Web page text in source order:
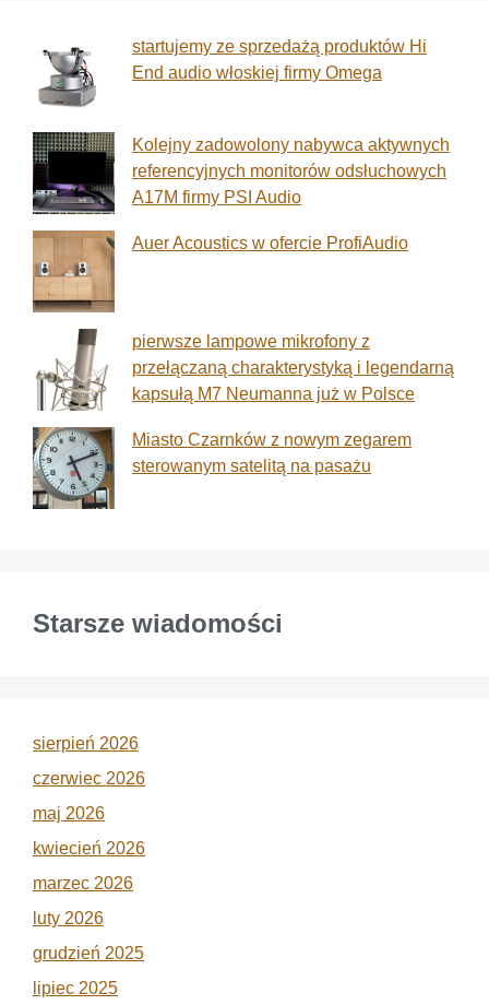
startujemy ze sprzedażą produktów Hi
End audio włoskiej firmy Omega
Kolejny zadowolony nabywca aktywnych
referencyjnych monitorów odsłuchowych
A17M firmy PSI Audio
Auer Acoustics w ofercie ProfiAudio
pierwsze lampowe mikrofony z
przełączaną charakterystyką i legendarną
kapsułą M7 Neumanna już w Polsce
Miasto Czarnków z nowym zegarem
sterowanym satelitą na pasażu
Starsze wiadomości
sierpień 2026
czerwiec 2026
maj 2026
kwiecień 2026
marzec 2026
luty 2026
grudzień 2025
lipiec 2025